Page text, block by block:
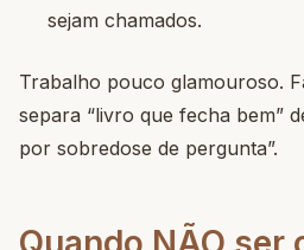
sejam chamados.
Trabalho pouco glamouroso.
separa “livro que fecha bem”
por sobredose de pergunta”.